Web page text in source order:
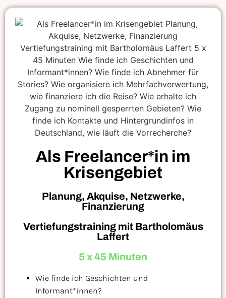
Als Freelancer*in im
Krisengebiet
Planung, Akquise, Netzwerke,
Finanzierung
Vertiefungstraining mit Bartholomäus
Laffert
5 x 45 Minuten
Wie finde ich Geschichten und
Informant*innen?